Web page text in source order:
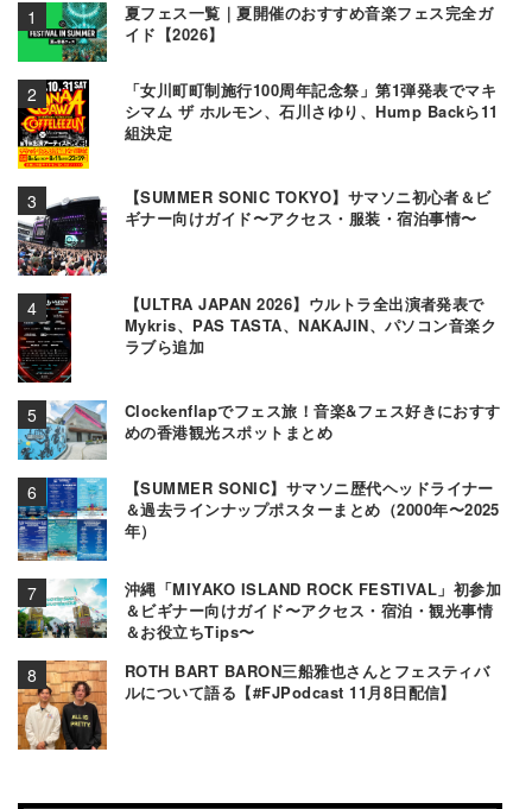
夏フェス一覧｜夏開催のおすすめ音楽フェス完全ガ
イド【2026】
「女川町町制施行100周年記念祭」第1弾発表でマキ
シマム ザ ホルモン、石川さゆり、Hump Backら11
組決定
【SUMMER SONIC TOKYO】サマソニ初心者＆ビ
ギナー向けガイド〜アクセス・服装・宿泊事情〜
【ULTRA JAPAN 2026】ウルトラ全出演者発表で
Mykris、PAS TASTA、NAKAJIN、パソコン音楽ク
ラブら追加
Clockenflapでフェス旅！音楽&フェス好きにおすす
めの香港観光スポットまとめ
【SUMMER SONIC】サマソニ歴代ヘッドライナー
＆過去ラインナップポスターまとめ（2000年〜2025
年）
沖縄「MIYAKO ISLAND ROCK FESTIVAL」初参加
＆ビギナー向けガイド〜アクセス・宿泊・観光事情
＆お役立ちTips〜
ROTH BART BARON三船雅也さんとフェスティバ
ルについて語る【#FJPodcast 11月8日配信】